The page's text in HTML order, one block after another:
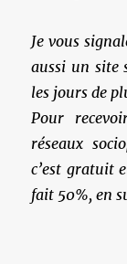
Je vous
aussi un site
les jours de
Pour
réseaux
c’est gratuit
fait 50%, en